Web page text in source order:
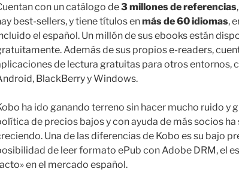
con un catálogo de3 millones de referencias
best-sellers, y tiene títulos enmás de 60 idiomas,
el español. Un millón de sus ebooks están
Además de sus propios e-readers,
de lectura gratuitas para otros entornos,
BlackBerry y Windows.
ha ido ganando terreno sin hacer mucho ruido y
de precios bajos y con ayuda de más socios ha
Una de las diferencias de Kobo es su bajo
de leer formato ePub con Adobe DRM, el
en el mercado español.